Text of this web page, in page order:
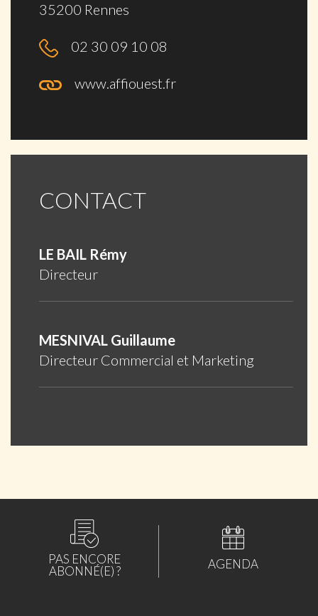
35200 Rennes
02 30 09 10 08
www.affiouest.fr
CONTACT
LE BAIL Rémy
Directeur
MESNIVAL Guillaume
Directeur Commercial et Marketing
PAS ENCORE
ABONNÉ(E) ?
AGENDA